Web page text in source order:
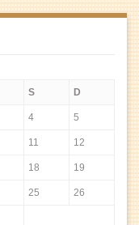
S D
4 5
11 12
18 19
25 26